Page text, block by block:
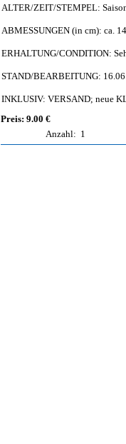
ALTER/ZEIT/STEMPEL:
ABMESSUNGEN (in cm): ca.
ERHALTUNG/CONDITION:
STAND/BEARBEITUNG:
INKLUSIV: VERSAND; neue
Preis: 9.00 €
Anzahl: 1